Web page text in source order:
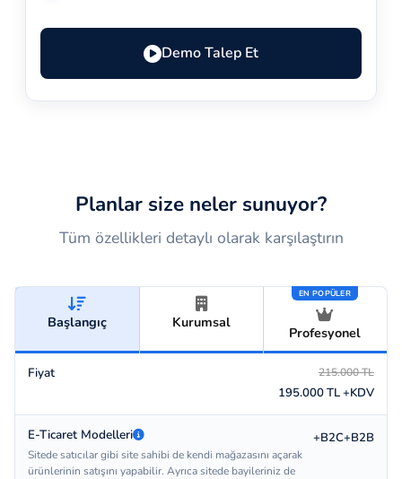
Demo Talep Et
Planlar size neler sunuyor?
Tüm özellikleri detaylı olarak karşılaştırın
Başlangıç Kurumsal
EN POPÜLER
Profesyonel
Fiyat 215.000 TL
195.000 TL +KDV
E-Ticaret Modelleri
Sitede satıcılar gibi site sahibi de kendi mağazasını açarak
ürünlerinin satışını yapabilir. Ayrıca sitede bayileriniz de
+B2C+B2B